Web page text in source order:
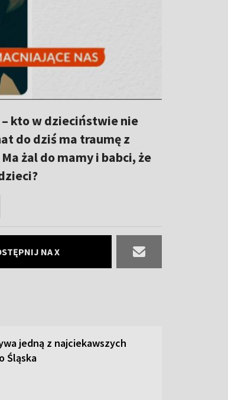
kto w dzieciństwie nie
do dziś ma traumę z
żal do mamy i babci, że
NA X
jedną z najciekawszych
Śląska